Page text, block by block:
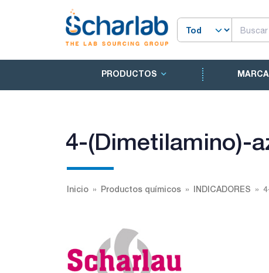
PRODUCTOS
4-(Dimetilamino)-
Inicio Productos químicos INDICADORES